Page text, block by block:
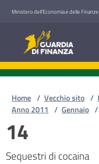
Ministero dell'Economia e delle Finanze
Guardia di Finanza
Home / Vecchio sito /
Anno 2011 / Gennaio /
14
Sequestri di cocaina